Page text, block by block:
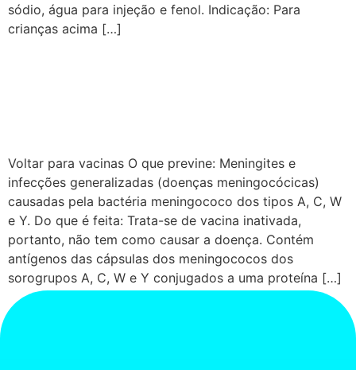
sódio, água para injeção e fenol. Indicação: Para
crianças acima […]
Voltar para vacinas O que previne: Meningites e
infecções generalizadas (doenças meningocócicas)
causadas pela bactéria meningococo dos tipos A, C, W
e Y. Do que é feita: Trata-se de vacina inativada,
portanto, não tem como causar a doença. Contém
antígenos das cápsulas dos meningococos dos
sorogrupos A, C, W e Y conjugados a uma proteína […]
→